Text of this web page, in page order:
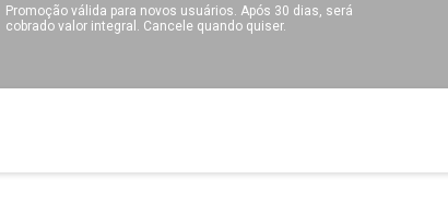
Promoção válida para novos usuários. Após 30 dias, será
cobrado valor integral. Cancele quando quiser.